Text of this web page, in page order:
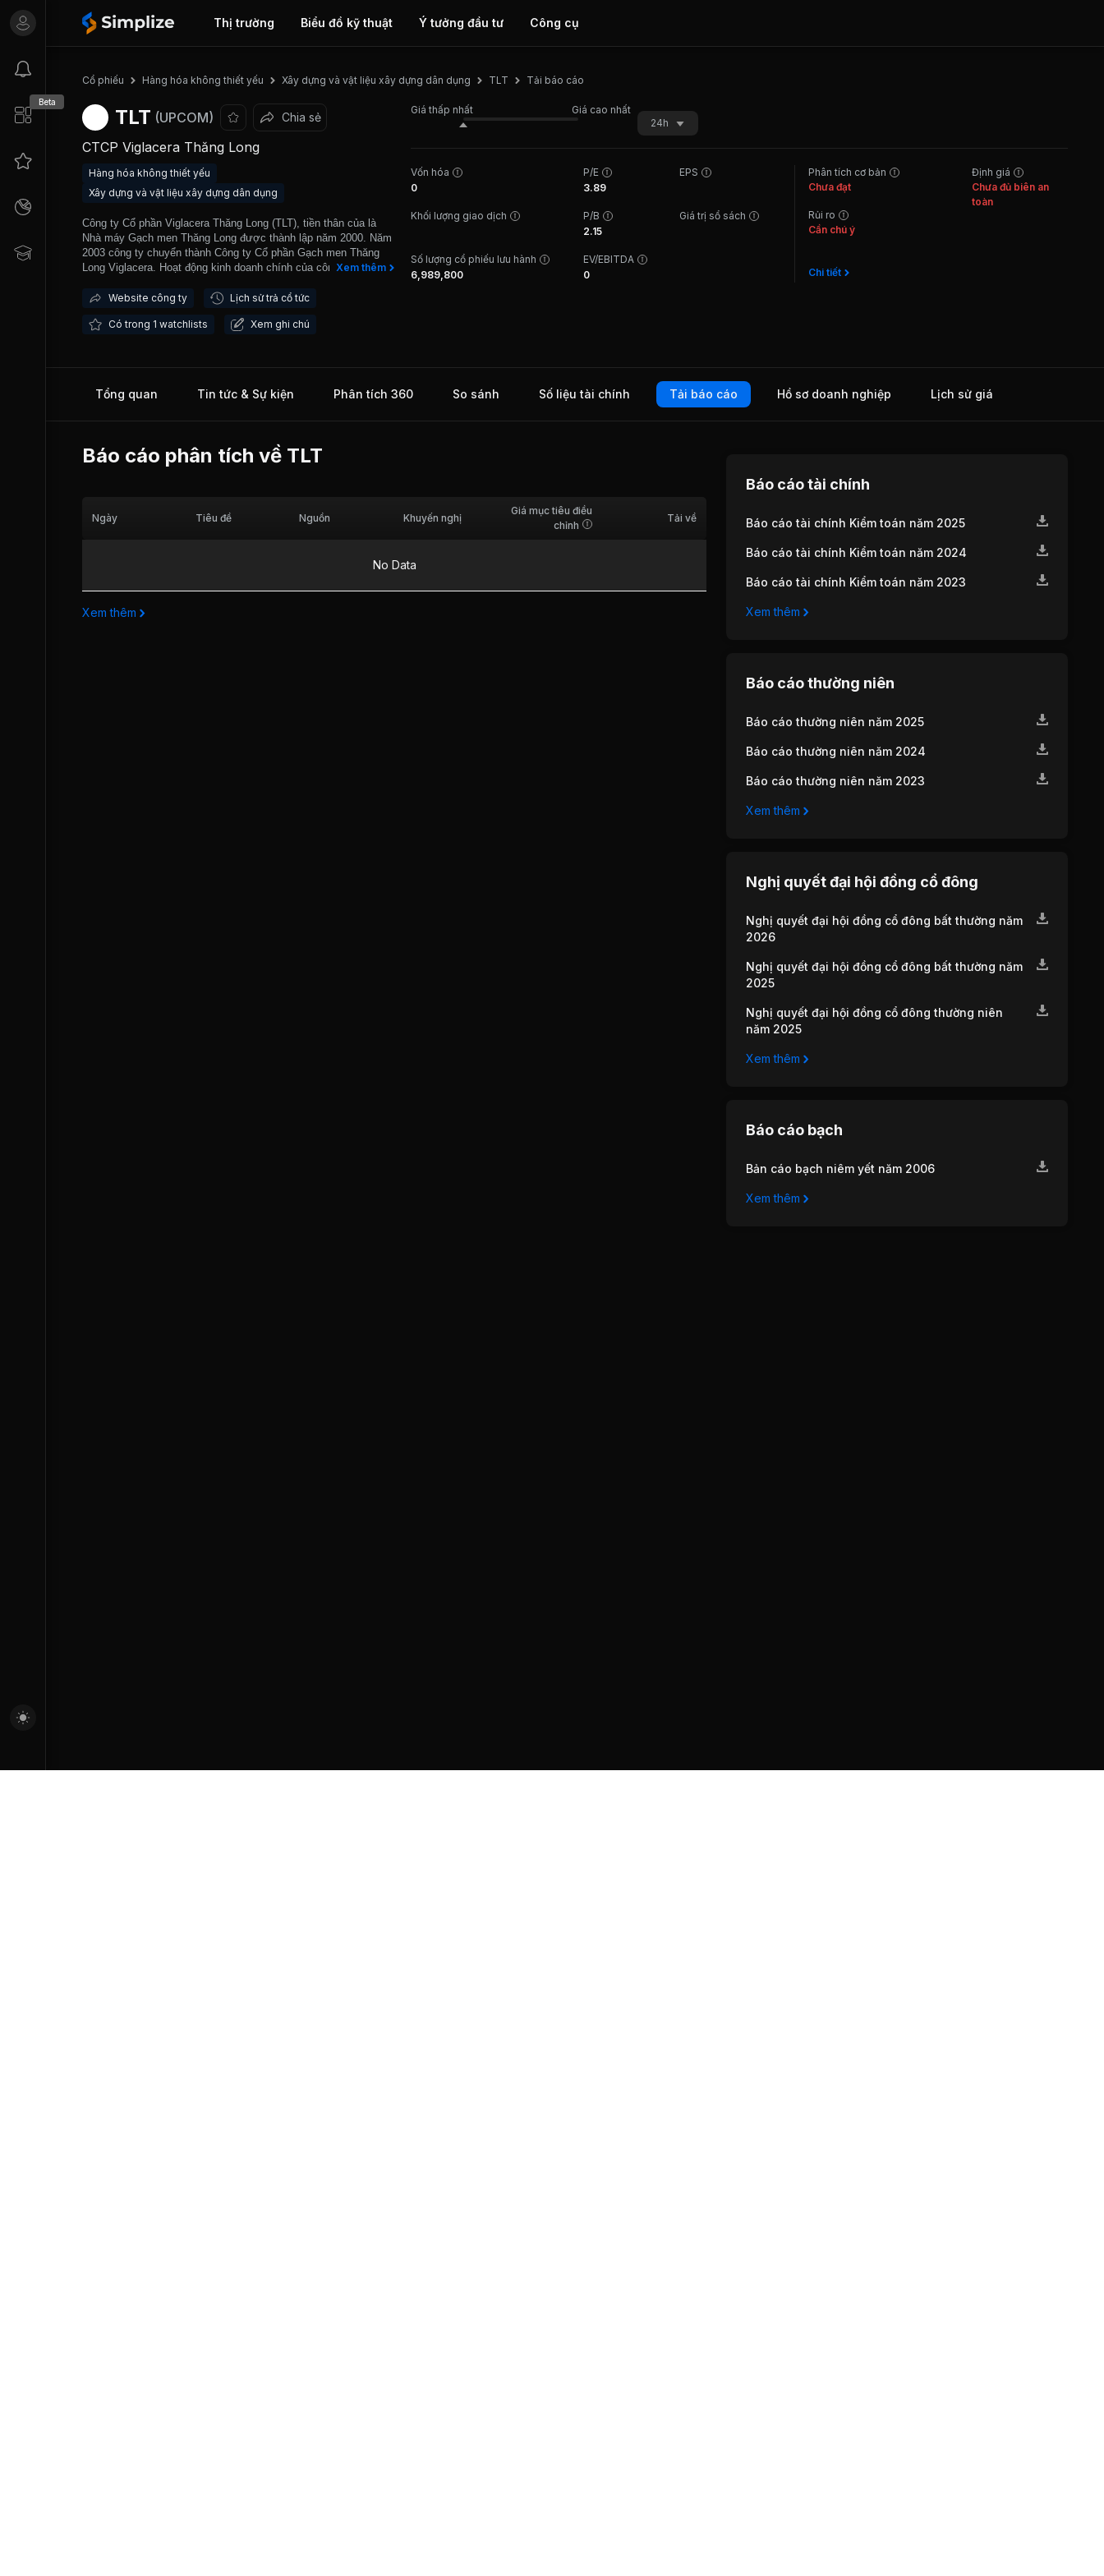
Thị trường Biểu đồ kỹ thuật Ý tưởng đầu tư Công cụ
Beta
Cổ phiếu Hàng hóa không thiết yếu Xây dựng và vật liệu xây dựng dân dụng TLT Tải báo cáo
TLT (UPCOM) Chia sẻ
CTCP Viglacera Thăng Long
Hàng hóa không thiết yếu
Xây dựng và vật liệu xây dựng dân dụng
Công ty Cổ phần Viglacera Thăng Long (TLT), tiền thân của là
Nhà máy Gạch men Thăng Long được thành lập năm 2000. Năm
2003 công ty chuyển thành Công ty Cổ phần Gạch men Thăng
Long Viglacera. Hoạt động kinh doanh chính của công ty là sản
khác. Trong đó, sản phẩm chính là các loại gạch ceramic ốp
của công ty được xác định là thị trường gạch trung cấp, đối
công ty đã xây dựng xây dựng cho mình một mạng lưới tiêu thụ
rộng khắp với hơn 100 tổng đại lý và hơn 1.000 cửa hàng tiêu thụ
trên 64 tỉnh ,thành cả nước. Bên cạnh đó, Công ty còn thiết lập
thức được giao dịch tại sàn UPCOM từ Ngày 19/06/2013.
Xem thêm
Website công ty Lịch sử trả cổ tức
Có trong 1 watchlists Xem ghi chú
Giá thấp nhất
Giá cao nhất
24h
Vốn hóa
0
P/E
3.89
EPS
Khối lượng giao dịch
P/B
2.15
Giá trị sổ sách
Số lượng cổ phiếu lưu hành
6,989,800
EV/EBITDA
0
Phân tích cơ bản
Chưa đạt
Rủi ro
Cần chú ý
Chi tiết
Định giá
Chưa đủ biên an
toàn
Tổng quan Tin tức & Sự kiện Phân tích 360 So sánh Số liệu tài chính Tải báo cáo Hồ sơ doanh nghiệp Lịch sử giá
Báo cáo phân tích về TLT
Ngày Tiêu đề Nguồn Khuyến nghị
Giá mục tiêu điều
chỉnh
Tải về
No Data
Xem thêm
Báo cáo tài chính
Báo cáo tài chính Kiểm toán năm 2025
Báo cáo tài chính Kiểm toán năm 2024
Báo cáo tài chính Kiểm toán năm 2023
Xem thêm
Báo cáo thường niên
Báo cáo thường niên năm 2025
Báo cáo thường niên năm 2024
Báo cáo thường niên năm 2023
Xem thêm
Nghị quyết đại hội đồng cổ đông
Nghị quyết đại hội đồng cổ đông bất thường năm
2026
Nghị quyết đại hội đồng cổ đông bất thường năm
2025
Nghị quyết đại hội đồng cổ đông thường niên
năm 2025
Xem thêm
Báo cáo bạch
Bản cáo bạch niêm yết năm 2006
Xem thêm